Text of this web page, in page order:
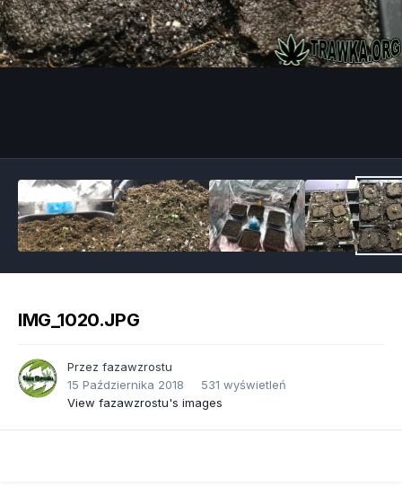
IMG_1020.JPG
Przez fazawzrostu
15 Października 2018
531 wyświetleń
View fazawzrostu's images